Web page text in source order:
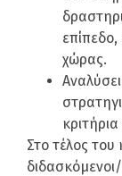
χώρας.
Στο τέλος